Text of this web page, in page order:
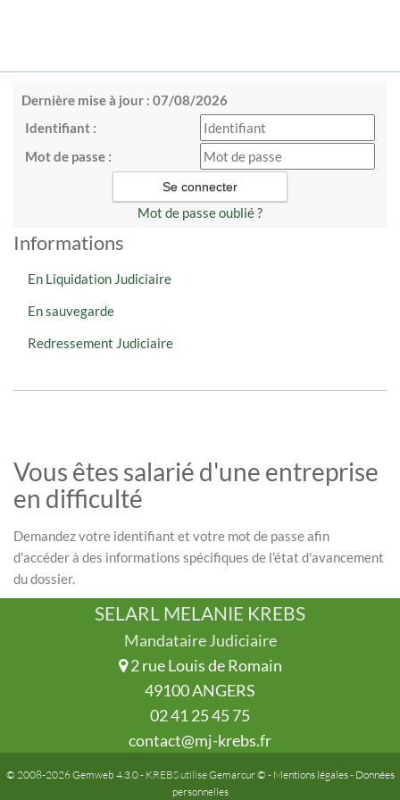
Dernière mise à jour : 07/08/2026
Identifiant :
Mot de passe :
Mot de passe oublié ?
Informations
En Liquidation Judiciaire
En sauvegarde
Redressement Judiciaire
Vous êtes salarié d'une entreprise
en difficulté
Demandez votre identifiant et votre mot de passe afin
d'accéder à des informations spécifiques de l'état d'avancement
du dossier.
SELARL MELANIE KREBS
Mandataire Judiciaire
2 rue Louis de Romain
49100 ANGERS
02 41 25 45 75
contact@mj-krebs.fr
© 2008-2026 Gemweb 4.3.0- KREBS utiliseGemarcur © - Mentions légales- Données
personnelles